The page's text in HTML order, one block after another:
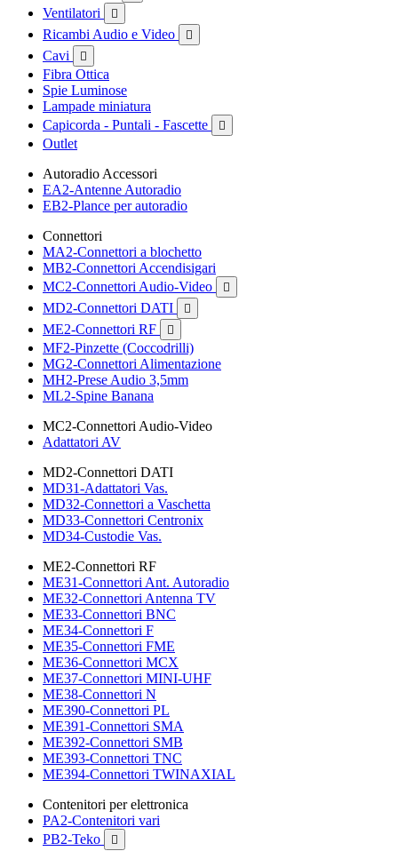
Ventilatori 
Ricambi Audio e Video 
Cavi 
Fibra Ottica
Spie Luminose
Lampade miniatura
Capicorda - Puntali - Fascette

Outlet
Autoradio Accessori
EA2-Antenne Autoradio
EB2-Plance per autoradio
Connettori
MA2-Connettori a blochetto
MB2-Connettori Accendisigari
MC2-Connettori Audio-Video

MD2-Connettori DATI 
ME2-Connettori RF 
MF2-Pinzette (Coccodrilli)
MG2-Connettori Alimentazione
MH2-Prese Audio 3,5mm
ML2-Spine Banana
MC2-Connettori Audio-Video
Adattatori AV
MD2-Connettori DATI
MD31-Adattatori Vas.
MD32-Connettori a Vaschetta
MD33-Connettori Centronix
MD34-Custodie Vas.
ME2-Connettori RF
ME31-Connettori Ant. Autoradio
ME32-Connettori Antenna TV
ME33-Connettori BNC
ME34-Connettori F
ME35-Connettori FME
ME36-Connettori MCX
ME37-Connettori MINI-UHF
ME38-Connettori N
ME390-Connettori PL
ME391-Connettori SMA
ME392-Connettori SMB
ME393-Connettori TNC
ME394-Connettori TWINAXIAL
Contenitori per elettronica
PA2-Contenitori vari
PB2-Teko
